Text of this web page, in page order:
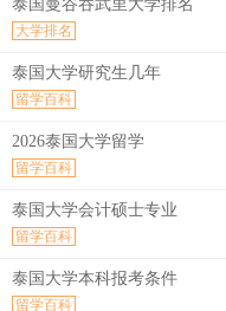
泰国曼谷吞武里大学排名
大学排名
泰国大学研究生几年
留学百科
2026泰国大学留学
留学百科
泰国大学会计硕士专业
留学百科
泰国大学本科报考条件
留学百科